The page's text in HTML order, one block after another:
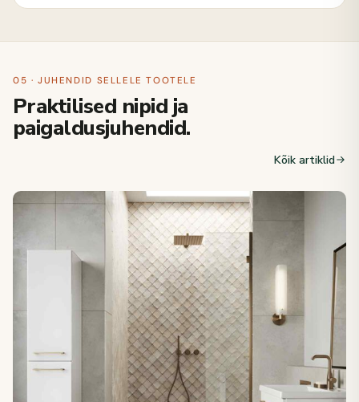
05 · JUHENDID SELLELE TOOTELE
Praktilised nipid ja
paigaldusjuhendid.
Kõik artiklid